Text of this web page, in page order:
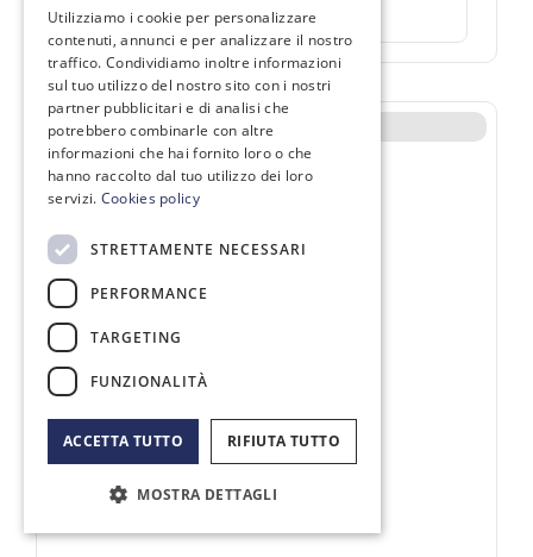
Aggiungi al carrello
Non disponibile
Utilizziamo i cookie per personalizzare
contenuti, annunci e per analizzare il nostro
traffico. Condividiamo inoltre informazioni
sul tuo utilizzo del nostro sito con i nostri
partner pubblicitari e di analisi che
potrebbero combinarle con altre
informazioni che hai fornito loro o che
hanno raccolto dal tuo utilizzo dei loro
servizi. Cookies policy
STRETTAMENTE NECESSARI
PERFORMANCE
TARGETING
FUNZIONALITÀ
ACCETTA TUTTO RIFIUTA TUTTO
MOSTRA DETTAGLI